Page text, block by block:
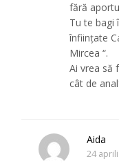
fără
Tu te bagi
înființate
Mircea “.
Ai vrea să
cât de
Aida
24